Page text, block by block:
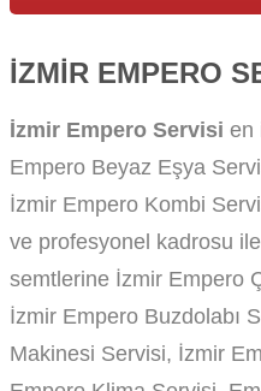
İZMIR EMPERO
İzmir Empero Servisi en
Empero Beyaz Eşya
İzmir Empero Kombi
ve profesyonel kadrosu
semtlerine İzmir Empero
İzmir Empero Buzdolabı
Makinesi Servisi, İzmir